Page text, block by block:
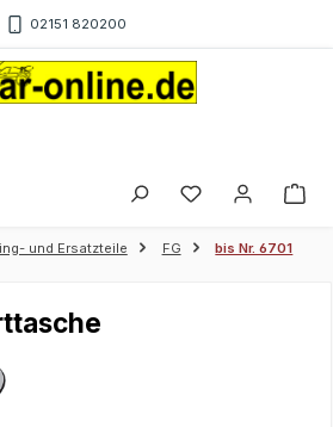
02151 820200
und Ersatzteile FG bis Nr. 6701